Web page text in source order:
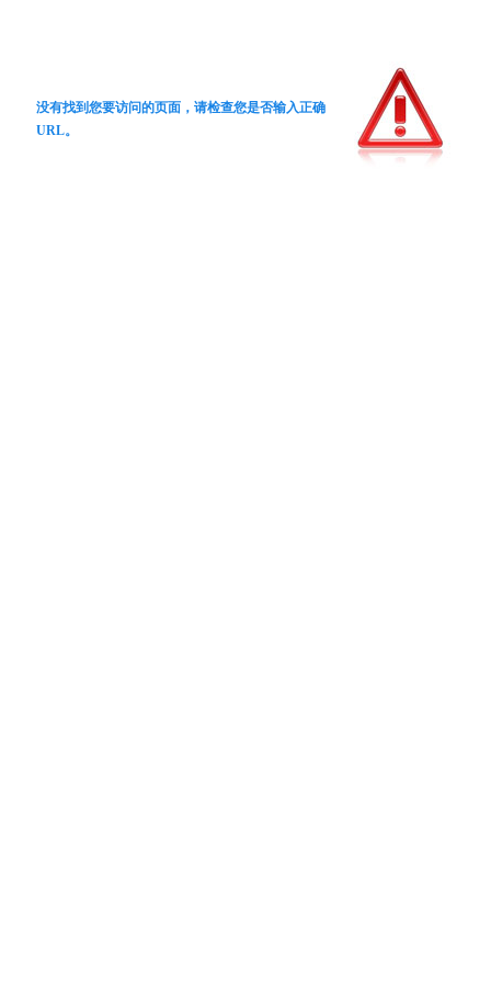
没有找到您要访问的页面，请检查您是否输入正确
URL。